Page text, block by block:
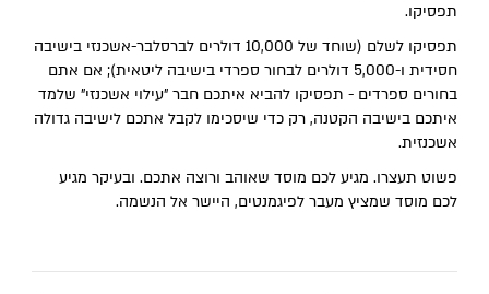
תפסיקו.
תפסיקו לשלם (שוחד של 10,000 דולרים לברסלבר-אשכנזי בישיבה
חסידית ו-5,000 דולרים לבחור ספרדי בישיבה ליטאית); אם אתם
בחורים ספרדים - תפסיקו להביא איתכם חבר "עילוי אשכנזי" שלמד
איתכם בישיבה הקטנה, רק כדי שיסכימו לקבל אתכם לישיבה גדולה
אשכנזית.
פשוט תעצרו. מגיע לכם מוסד שאוהב ורוצה אתכם. ובעיקר מגיע
לכם מוסד שמציץ מעבר לפיגמנטים, היישר אל הנשמה.